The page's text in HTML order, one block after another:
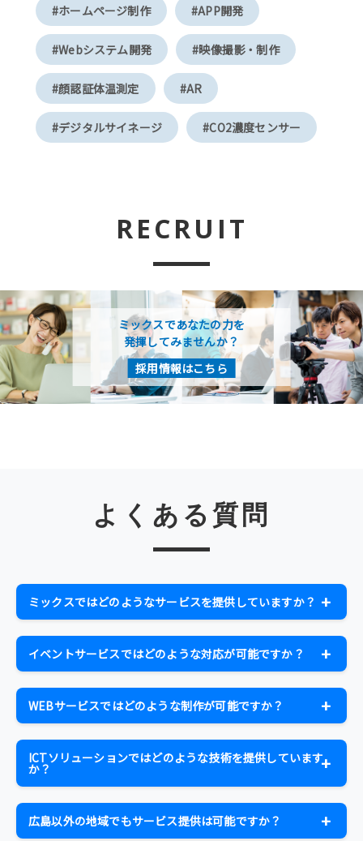
#ホームページ制作 #APP開発
#Webシステム開発 #映像撮影・制作
#顔認証体温測定 #AR
#デジタルサイネージ #CO2濃度センサー
RECRUIT
ミックスであなたの力を
発揮してみませんか？
採用情報はこちら
よくある質問
ミックスではどのようなサービスを提供していますか？
作、WEBサービス、ビジネスソリューションの4つの主要
事業を展開しています。音響・照明・映像からホームペ
オンライン配信まで、お客様のニーズに応じた総合的なソ
イベントサービスではどのような対応が可能ですか？
レート、機材レンタル、技術スタッフ派遣、WEB配信・
オンライン配信まで幅広く対応しています。コンサー
トなど、あらゆるシーンのイベントをサポートします。
WEBサービスではどのような制作が可能ですか？
ステム開発、アプリ開発、WEBコンテンツ制作、動画制
作、デジタルサイネージまで対応しています。業務効率
化や顧客体験の向上を重視した、使いやすく成果につな
がるプロダクトを設計します。
ICTソリューションではどのような技術を提供しています
か？
リューションを提供しています。顔認証体温検知システ
ム、デジタルサイネージ、各種センサーとクラウド連
広島以外の地域でもサービス提供は可能ですか？